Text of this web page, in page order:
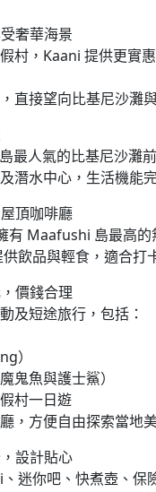
奢華海景
村，Kaani 提供更實
直接望向比基尼沙灘
最人氣的比基尼沙灘
潛水中心，生活機能
頂咖啡廳
有 Maafushi 島最高
飲品與輕食，適合打
價錢合理
及短途旅行，包括：
）
鬼魚與護士鯊）
村一日遊
，方便自由探索當地
設計貼心
迷你吧、快煮壺、保